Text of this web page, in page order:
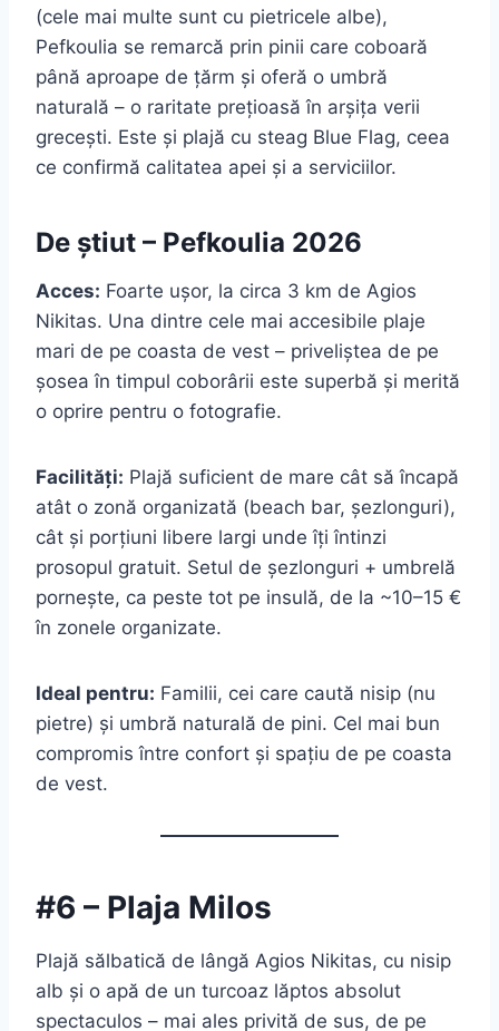
(cele mai multe sunt cu pietricele albe),
Pefkoulia se remarcă prin pinii care coboară
până aproape de țărm și oferă o umbră
naturală – o raritate prețioasă în arșița verii
grecești. Este și plajă cu steag Blue Flag, ceea
ce confirmă calitatea apei și a serviciilor.
De știut – Pefkoulia 2026
Acces: Foarte ușor, la circa 3 km de Agios
Nikitas. Una dintre cele mai accesibile plaje
mari de pe coasta de vest – priveliștea de pe
șosea în timpul coborârii este superbă și merită
o oprire pentru o fotografie.
Facilități: Plajă suficient de mare cât să încapă
atât o zonă organizată (beach bar, șezlonguri),
cât și porțiuni libere largi unde îți întinzi
prosopul gratuit. Setul de șezlonguri + umbrelă
pornește, ca peste tot pe insulă, de la ~10–15 €
în zonele organizate.
Ideal pentru: Familii, cei care caută nisip (nu
pietre) și umbră naturală de pini. Cel mai bun
compromis între confort și spațiu de pe coasta
de vest.
#6 – Plaja Milos
Plajă sălbatică de lângă Agios Nikitas, cu nisip
alb și o apă de un turcoaz lăptos absolut
spectaculos – mai ales privită de sus, de pe